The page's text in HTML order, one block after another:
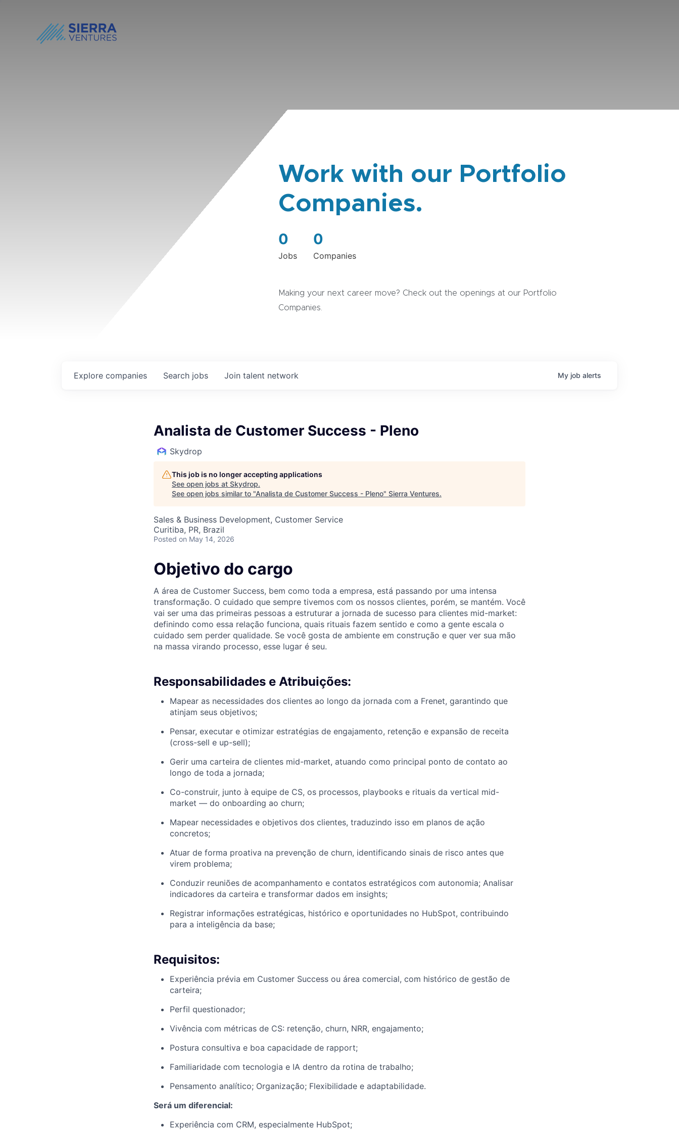
Work with our Portfolio
Companies.
0
Jobs
0
Companies
Making your next career move? Check out the openings at our Portfolio
Companies.
Search jobs
Explore companies Join talent network My job alerts
Analista de Customer Success - Pleno
Skydrop
This job is no longer accepting applications
See open jobs at Skydrop.
See open jobs similar to "Analista de Customer Success - Pleno" Sierra Ventures.
Sales & Business Development, Customer Service
Curitiba, PR, Brazil
Posted on May 14, 2026
Objetivo do cargo
A área de Customer Success, bem como toda a empresa, está passando por uma intensa
transformação. O cuidado que sempre tivemos com os nossos clientes, porém, se mantém. Você
vai ser uma das primeiras pessoas a estruturar a jornada de sucesso para clientes mid-market:
definindo como essa relação funciona, quais rituais fazem sentido e como a gente escala o
cuidado sem perder qualidade. Se você gosta de ambiente em construção e quer ver sua mão
na massa virando processo, esse lugar é seu.
Responsabilidades e Atribuições:
Mapear as necessidades dos clientes ao longo da jornada com a Frenet, garantindo que
atinjam seus objetivos;
Pensar, executar e otimizar estratégias de engajamento, retenção e expansão de receita
(cross-sell e up-sell);
Gerir uma carteira de clientes mid-market, atuando como principal ponto de contato ao
longo de toda a jornada;
Co-construir, junto à equipe de CS, os processos, playbooks e rituais da vertical mid-
market — do onboarding ao churn;
Mapear necessidades e objetivos dos clientes, traduzindo isso em planos de ação
concretos;
Atuar de forma proativa na prevenção de churn, identificando sinais de risco antes que
virem problema;
Conduzir reuniões de acompanhamento e contatos estratégicos com autonomia; Analisar
indicadores da carteira e transformar dados em insights;
Registrar informações estratégicas, histórico e oportunidades no HubSpot, contribuindo
para a inteligência da base;
Requisitos:
Experiência prévia em Customer Success ou área comercial, com histórico de gestão de
carteira;
Perfil questionador;
Vivência com métricas de CS: retenção, churn, NRR, engajamento;
Postura consultiva e boa capacidade de rapport;
Familiaridade com tecnologia e IA dentro da rotina de trabalho;
Pensamento analítico; Organização; Flexibilidade e adaptabilidade.
Será um diferencial:
Experiência com CRM, especialmente HubSpot;